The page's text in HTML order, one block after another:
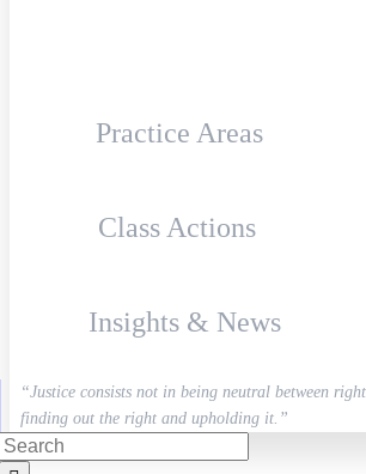
Practice Areas
Class Actions
Insights & News
“Justice consists not in being neutral between
finding out the right and upholding it.”